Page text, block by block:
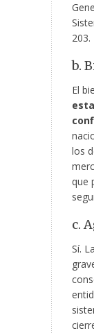
203.
b.
El
los
que
c.
Sí.